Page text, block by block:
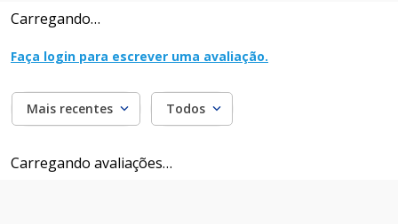
Carregando…
Faça login para escrever uma avaliação.
Mais recentes Todos
Carregando avaliações…